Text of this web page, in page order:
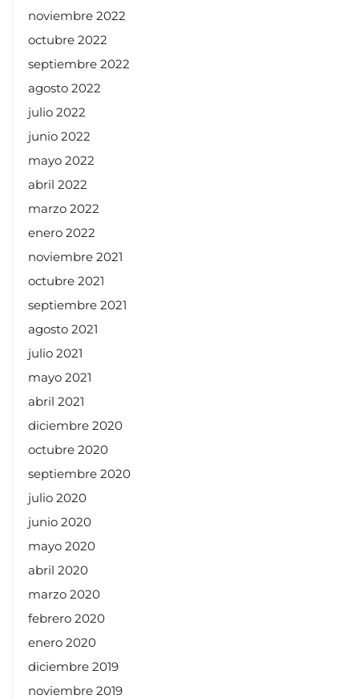
noviembre 2022
octubre 2022
septiembre 2022
agosto 2022
julio 2022
junio 2022
mayo 2022
abril 2022
marzo 2022
enero 2022
noviembre 2021
octubre 2021
septiembre 2021
agosto 2021
julio 2021
mayo 2021
abril 2021
diciembre 2020
octubre 2020
septiembre 2020
julio 2020
junio 2020
mayo 2020
abril 2020
marzo 2020
febrero 2020
enero 2020
diciembre 2019
noviembre 2019